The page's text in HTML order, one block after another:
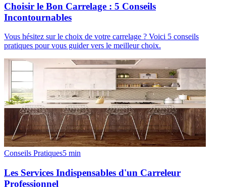
Choisir le Bon Carrelage : 5 Conseils
Incontournables
Vous hésitez sur le choix de votre carrelage ? Voici 5 conseils
pratiques pour vous guider vers le meilleur choix.
Conseils Pratiques5 min
Les Services Indispensables d'un Carreleur
Professionnel